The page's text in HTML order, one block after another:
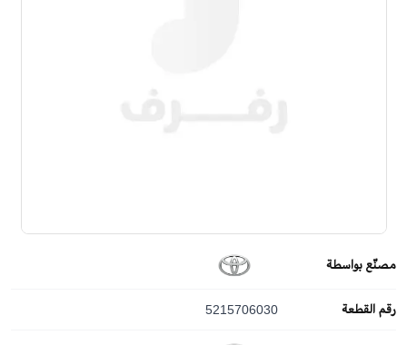
مصنّع بواسطة
رقم القطعة 5215706030